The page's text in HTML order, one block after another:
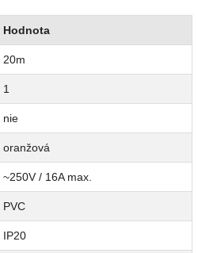
Hodnota
20m
1
nie
oranžová
~250V / 16A max.
PVC
IP20